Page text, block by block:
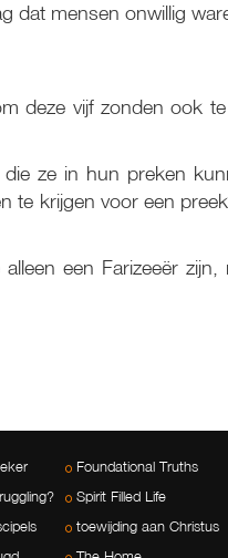
dat mensen onwillig
deze vijf zonden ook
ze in hun preken
krijgen voor een
een Farizeeër
Foundational Truths
Spirit Filled Life
toewijding aan Christus